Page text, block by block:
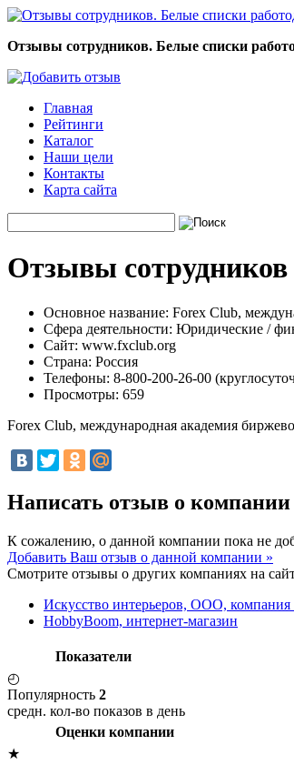
Отзывы сотрудников. Белые списки
Главная
Рейтинги
Каталог
Наши цели
Контакты
Карта сайта
Отзывы
Основное название: Forex Club,
Сфера деятельности: Юридические /
Сайт: www.fxclub.org
Страна: Россия
Телефоны: 8-800-200-26-00
Просмотры: 659
Forex Club, международная академия
Написать отзыв о
К сожалению, о данной компании пока не
Добавить Ваш отзыв о данной компании »
Смотрите отзывы о других компаниях на
Искусство интерьеров, ООО,
HobbyBoom, интернет-магазин
Показатели
◴
Популярность 2
средн. кол-во показов в день
Оценки компании
★